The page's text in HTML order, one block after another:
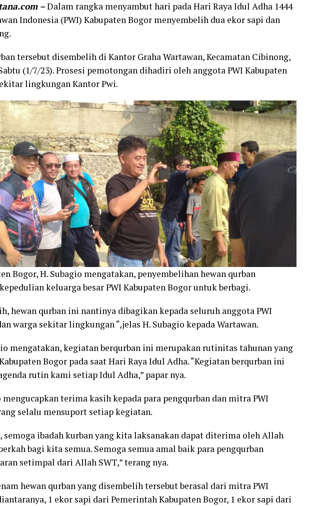
–Dalam rangka menyambut hari pada Hari Raya Idul Adha 1444
Indonesia (PWI) Kabupaten Bogor menyembelih dua ekor sapi dan
tersebut disembelih di Kantor Graha Wartawan, Kecamatan Cibinong,
(1/7/23). Prosesi pemotongan dihadiri oleh anggota PWI Kabupaten
lingkungan Kantor Pwi.
Bogor, H. Subagio mengatakan, penyembelihan hewan qurban
keluarga besar PWI Kabupaten Bogor untuk berbagi.
hewan qurban ini nantinya dibagikan kepada seluruh anggota PWI
warga sekitar lingkungan “,jelas H. Subagio kepada Wartawan.
mengatakan, kegiatan berqurban ini merupakan rutinitas tahunan yang
Bogor pada saat Hari Raya Idul Adha. “Kegiatan berqurban ini
rutin kami setiap Idul Adha,” papar nya.
terima kasih kepada para pengqurban dan mitra PWI
selalu mensuport setiap kegiatan.
semoga ibadah kurban yang kita laksanakan dapat diterima oleh Allah
bagi kita semua. Semoga semua amal baik para pengqurban
setimpal dari Allah SWT,” terang nya.
hewan qurban yang disembelih tersebut berasal dari mitra PWI
1 ekor sapi dari Pemerintah Kabupaten Bogor, 1 ekor sapi dari